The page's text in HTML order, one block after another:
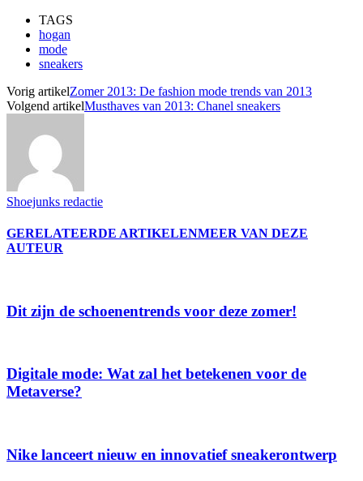
TAGS
hogan
mode
sneakers
Vorig artikelZomer 2013: De fashion mode trends van 2013
Volgend artikelMusthaves van 2013: Chanel sneakers
Shoejunks redactie
GERELATEERDE ARTIKELENMEER VAN DEZE
AUTEUR
Dit zijn de schoenentrends voor deze zomer!
Digitale mode: Wat zal het betekenen voor de
Metaverse?
Nike lanceert nieuw en innovatief sneakerontwerp